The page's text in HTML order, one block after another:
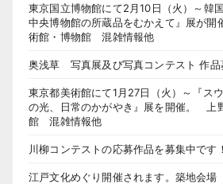
東京国立博物館にて2月10日（火）～韓
中央博物館の所蔵品をむかえて』展が
術館・博物館 混雑情報他
奥浅草 写真展及び写真コンテスト 作品
東京都美術館にて1月27日（火）～『ス
の光、日常のかがやき』展を開催。 上
館 混雑情報他
川柳コンテストの応募作品を募集中です！
江戸文化めぐり開催されます。築地会場